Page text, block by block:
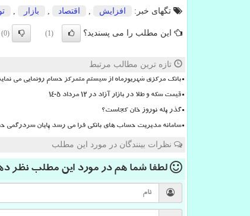
تگهای خبر: افزایش اقتصاد بازار
این مطلب را می پسندید؟ (1)
(0)
تازه ترین مطالب مرتبط
بانک مرکزی شهریورماه از سیستم متمرکز حسام رونمایی می
قیمت سکه و طلا در بازار آزاد در ۱۲ مرداد ۱۴۰۵
گذر پله نوروز خان کجاست؟
سامانه مدیریت حساب های بانکی فرا می رسد پایان سردرگمی
نظرات بینندگان در مورد این مطلب
لطفا شما همدر مورد این مطلب نظر